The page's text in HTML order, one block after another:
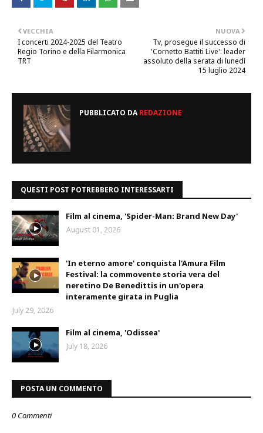
NUOVA
Tv, prosegue il successo di
'Cornetto Battiti Live': leader
assoluto della serata di lunedì
15 luglio 2024
VECCHIA
I concerti 2024-2025 del Teatro
Regio Torino e della Filarmonica
TRT
PUBBLICATO DAREDAZIONE
QUESTI POST POTREBBERO INTERESSARTI
Film al cinema, 'Spider-Man: Brand New Day'
August 01, 2026
'In eterno amore' conquista l'Amura Film
Festival: la commovente storia vera del
neretino De Benedittis in un'opera
interamente girata in Puglia
July 29, 2026
Film al cinema, 'Odissea'
July 18, 2026
POSTA UN COMMENTO
0 Commenti